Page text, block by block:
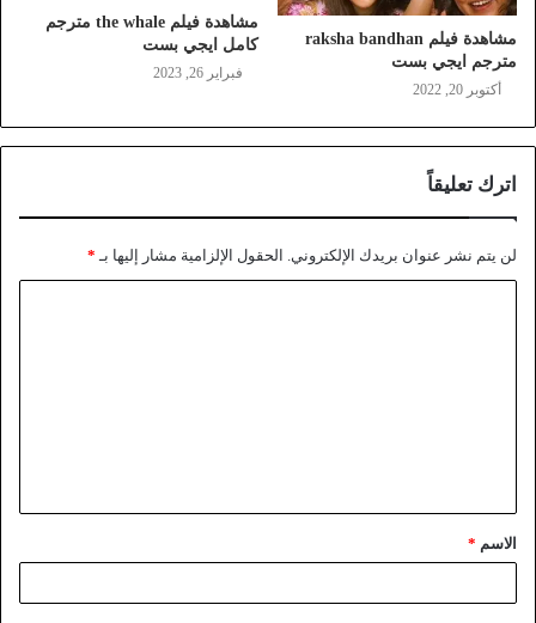
مشاهدة فيلم raksha bandhan
مترجم ايجي بست
أكتوبر 20, 2022
مشاهدة فيلم the whale مترجم
كامل ايجي بست
فبراير 26, 2023
اترك تعليقاً
لن يتم نشر عنوان بريدك الإلكتروني. الحقول الإلزامية مشار إليها بـ *
الاسم *